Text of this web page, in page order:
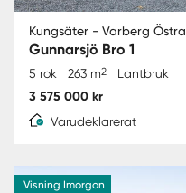
Kungsäter - Varberg Östra
Gunnarsjö Bro 1
5 rok 263 m2 Lantbruk
3 575 000 kr
Varudeklarerat
Visning Imorgon